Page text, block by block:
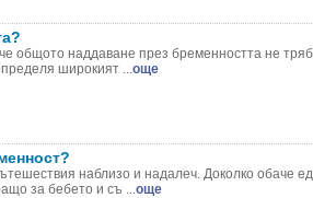
общото наддаване през бременността не
широкият ...още
наблизо и надалеч. Доколко обаче
за бебето и съ ...още